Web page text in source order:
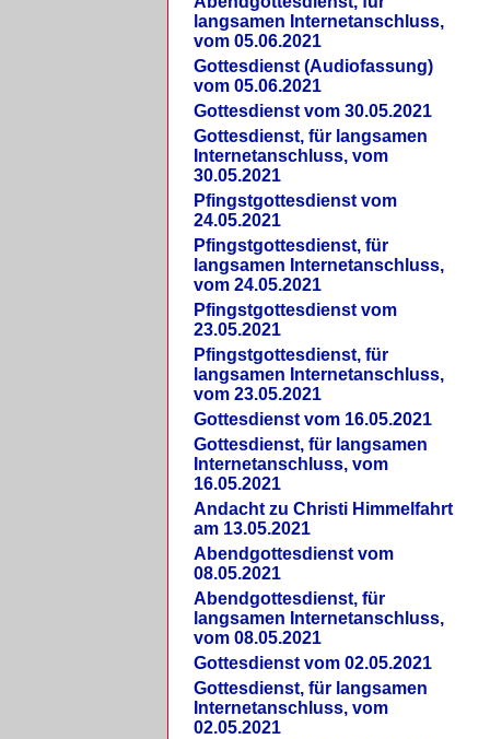
langsamen Internetanschluss,
vom 05.06.2021
Gottesdienst (Audiofassung)
vom 05.06.2021
Gottesdienst vom 30.05.2021
Gottesdienst, für langsamen
Internetanschluss, vom
30.05.2021
Pfingstgottesdienst vom
24.05.2021
Pfingstgottesdienst, für
langsamen Internetanschluss,
vom 24.05.2021
Pfingstgottesdienst vom
23.05.2021
Pfingstgottesdienst, für
langsamen Internetanschluss,
vom 23.05.2021
Gottesdienst vom 16.05.2021
Gottesdienst, für langsamen
Internetanschluss, vom
16.05.2021
Andacht zu Christi Himmelfahrt
am 13.05.2021
Abendgottesdienst vom
08.05.2021
Abendgottesdienst, für
langsamen Internetanschluss,
vom 08.05.2021
Gottesdienst vom 02.05.2021
Gottesdienst, für langsamen
Internetanschluss, vom
02.05.2021